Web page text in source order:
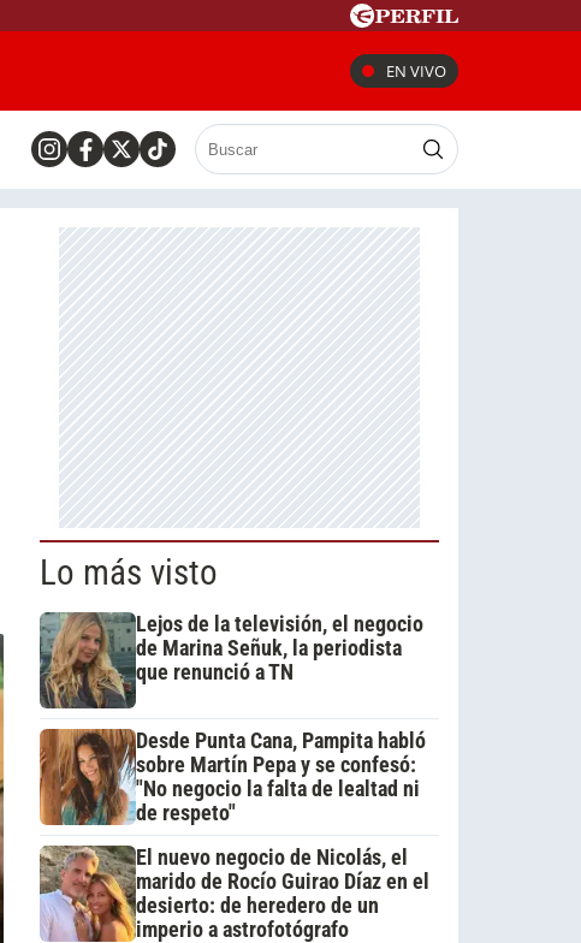
EN VIVO
Lo más visto
Lejos de la televisión, el negocio
de Marina Señuk, la periodista
que renunció a TN
Desde Punta Cana, Pampita habló
sobre Martín Pepa y se confesó:
"No negocio la falta de lealtad ni
de respeto"
El nuevo negocio de Nicolás, el
marido de Rocío Guirao Díaz en el
desierto: de heredero de un
imperio a astrofotógrafo